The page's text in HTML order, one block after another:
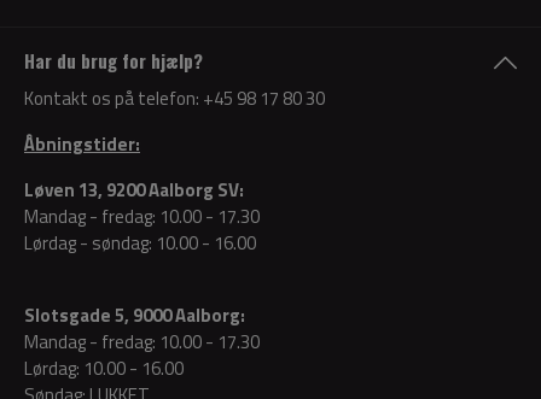
Har du brug for hjælp?
Kontakt os på telefon: +45 98 17 80 30
Åbningstider:
Løven 13, 9200 Aalborg SV:
Mandag - fredag: 10.00 - 17.30
Lørdag - søndag: 10.00 - 16.00
Slotsgade 5, 9000 Aalborg:
Mandag - fredag: 10.00 - 17.30
Lørdag: 10.00 - 16.00